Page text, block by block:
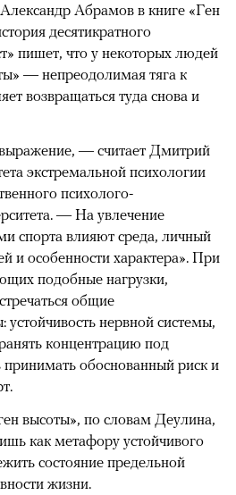
Абрамов в книге «Ген
десятикратного
пишет, что у некоторых людей
— непреодолимая тяга к
возвращаться туда снова и
— считает Дмитрий
экстремальной психологии
психолого-
— На увлечение
спорта влияют среда, личный
и особенности характера». При
подобные нагрузки,
общие
устойчивость нервной системы,
концентрацию под
принимать обоснованный риск и
высоты», по словам Деулина,
как метафору устойчивого
состояние предельной
жизни.